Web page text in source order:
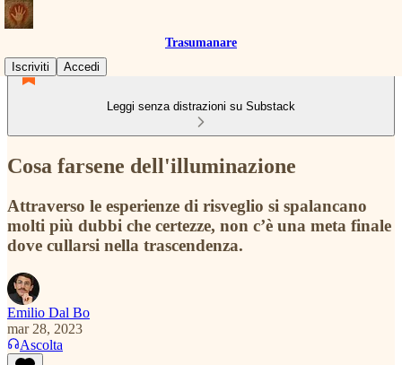
Trasumanare
Iscriviti
Accedi
Leggi senza distrazioni su Substack
Cosa farsene dell'illuminazione
Attraverso le esperienze di risveglio si spalancano
molti più dubbi che certezze, non c’è una meta finale
dove cullarsi nella trascendenza.
Emilio Dal Bo
mar 28, 2023
Ascolta